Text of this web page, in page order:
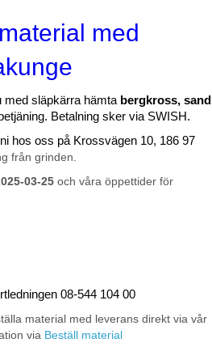
med
med släpkärra hämta bergkross,
Betalning sker via SWISH.
hos oss på Krossvägen 10, 186 97
från grinden.
03-25 och våra öppettider för
08-544 104 00
material med leverans direkt via vår
via Beställ material